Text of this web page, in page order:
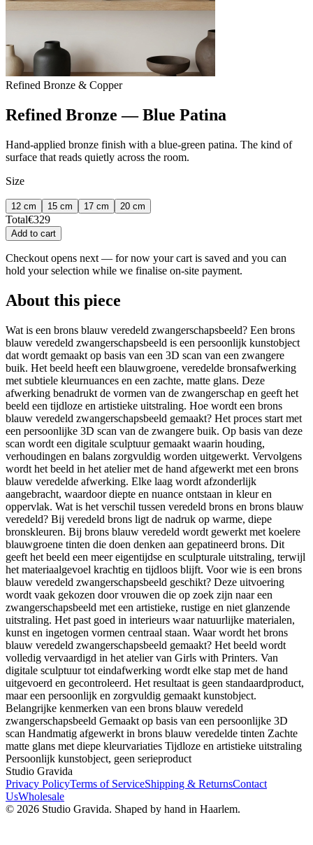
Refined Bronze & Copper
Refined Bronze — Blue Patina
Hand-applied bronze finish with a blue-green patina. The kind of
surface that reads quietly across the room.
Size
12 cm 15 cm 17 cm 20 cm
Total€329
Add to cart
Checkout opens next — for now your cart is saved and you can
hold your selection while we finalise on-site payment.
About this piece
Wat is een brons blauw veredeld zwangerschapsbeeld? Een brons
blauw veredeld zwangerschapsbeeld is een persoonlijk kunstobject
dat wordt gemaakt op basis van een 3D scan van een zwangere
buik. Het beeld heeft een blauwgroene, veredelde bronsafwerking
met subtiele kleurnuances en een zachte, matte glans. Deze
afwerking benadrukt de vormen van de zwangerschap en geeft het
beeld een tijdloze en artistieke uitstraling. Hoe wordt een brons
blauw veredeld zwangerschapsbeeld gemaakt? Het proces start met
een persoonlijke 3D scan van de zwangere buik. Op basis van deze
scan wordt een digitale sculptuur gemaakt waarin houding,
verhoudingen en balans zorgvuldig worden uitgewerkt. Vervolgens
wordt het beeld in het atelier met de hand afgewerkt met een brons
blauw veredelde afwerking. Elke laag wordt afzonderlijk
aangebracht, waardoor diepte en nuance ontstaan in kleur en
oppervlak. Wat is het verschil tussen veredeld brons en brons blauw
veredeld? Bij veredeld brons ligt de nadruk op warme, diepe
bronskleuren. Bij brons blauw veredeld wordt gewerkt met koelere
blauwgroene tinten die doen denken aan gepatineerd brons. Dit
geeft het beeld een meer eigentijdse en sculpturale uitstraling, terwijl
het materiaalgevoel krachtig en tijdloos blijft. Voor wie is een brons
blauw veredeld zwangerschapsbeeld geschikt? Deze uitvoering
wordt vaak gekozen door vrouwen die op zoek zijn naar een
zwangerschapsbeeld met een artistieke, rustige en niet glanzende
uitstraling. Het past goed in interieurs waar natuurlijke materialen,
kunst en ingetogen vormen centraal staan. Waar wordt het brons
blauw veredeld zwangerschapsbeeld gemaakt? Het beeld wordt
volledig vervaardigd in het atelier van Girls with Printers. Van
digitale sculptuur tot eindafwerking wordt elke stap met de hand
uitgevoerd en gecontroleerd. Het resultaat is geen standaardproduct,
maar een persoonlijk en zorgvuldig gemaakt kunstobject.
Belangrijke kenmerken van een brons blauw veredeld
zwangerschapsbeeld Gemaakt op basis van een persoonlijke 3D
scan Handmatig afgewerkt in brons blauw veredelde tinten Zachte
matte glans met diepe kleurvariaties Tijdloze en artistieke uitstraling
Persoonlijk kunstobject, geen serieproduct
Studio Gravida
Privacy PolicyTerms of ServiceShipping & ReturnsContact
UsWholesale
© 2026 Studio Gravida. Shaped by hand in Haarlem.